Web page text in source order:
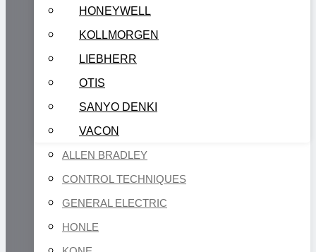
HONEYWELL
KOLLMORGEN
LIEBHERR
OTIS
SANYO DENKI
VACON
ALLEN BRADLEY
CONTROL TECHNIQUES
GENERAL ELECTRIC
HONLE